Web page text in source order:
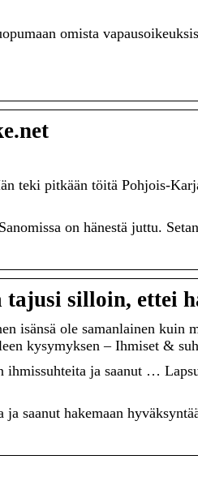
omista
teki pitkään töitä Pohjois-
on hänestä juttu.
tajusi silloin, ettei
isänsä ole samanlainen kuin
kysymyksen – Ihmiset &
ja saanut …
saanut hakemaan